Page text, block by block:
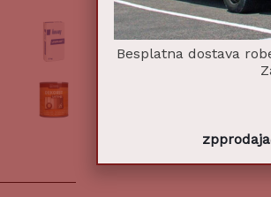
Besplatna dostava